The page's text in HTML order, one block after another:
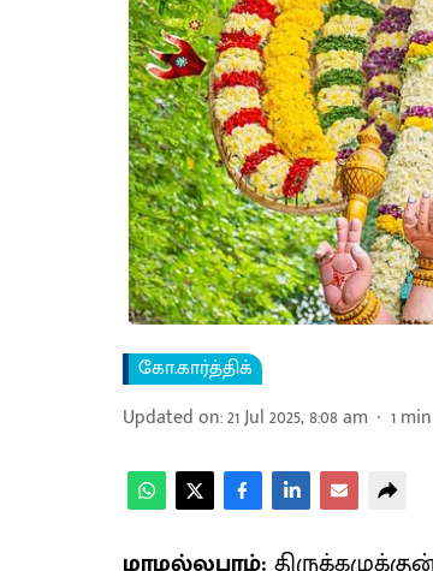
கோ.கார்த்திக்
Updated on:21 Jul 2025, 8:08 am 1